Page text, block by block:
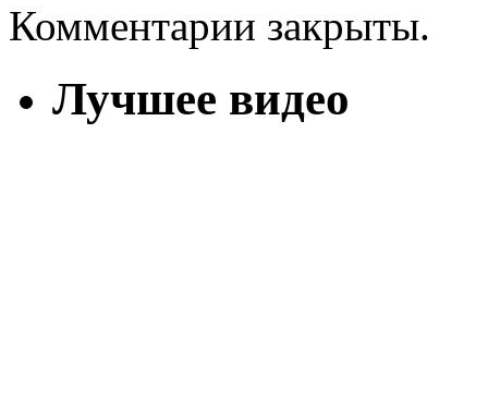
Комментарии закрыты.
Лучшее видео